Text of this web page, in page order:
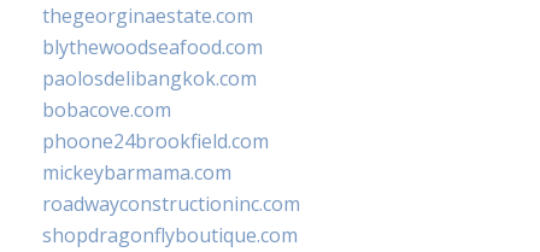
thegeorginaestate.com
blythewoodseafood.com
paolosdelibangkok.com
bobacove.com
phoone24brookfield.com
mickeybarmama.com
roadwayconstructioninc.com
shopdragonflyboutique.com